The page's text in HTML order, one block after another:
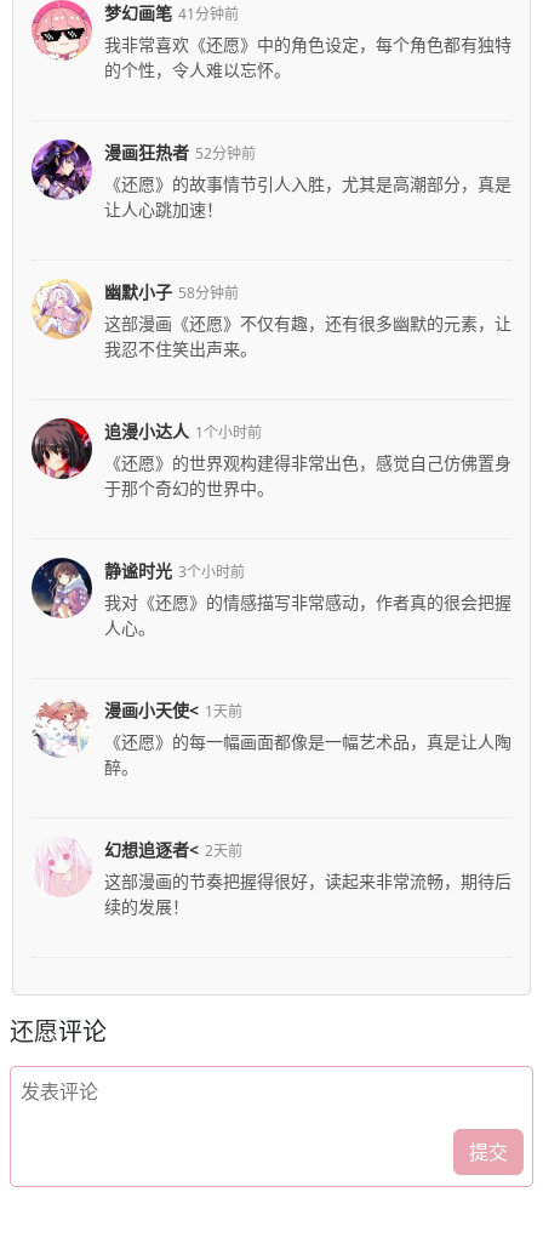
梦幻画笔 41分钟前
我非常喜欢《还愿》中的角色设定，每个角色都有独特
的个性，令人难以忘怀。
漫画狂热者 52分钟前
《还愿》的故事情节引人入胜，尤其是高潮部分，真是
让人心跳加速！
幽默小子 58分钟前
这部漫画《还愿》不仅有趣，还有很多幽默的元素，让
我忍不住笑出声来。
追漫小达人 1个小时前
《还愿》的世界观构建得非常出色，感觉自己仿佛置身
于那个奇幻的世界中。
静谧时光 3个小时前
我对《还愿》的情感描写非常感动，作者真的很会把握
人心。
漫画小天使< 1天前
《还愿》的每一幅画面都像是一幅艺术品，真是让人陶
醉。
幻想追逐者< 2天前
这部漫画的节奏把握得很好，读起来非常流畅，期待后
续的发展！
还愿评论
提交